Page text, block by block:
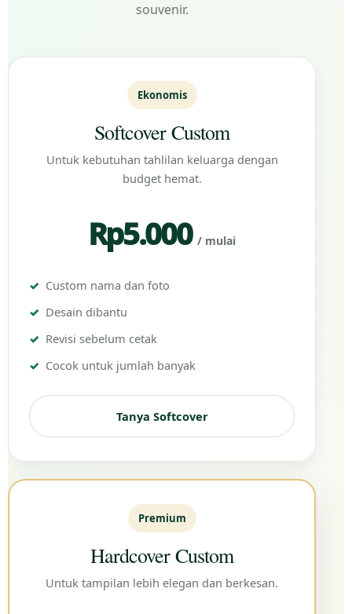
souvenir.
Ekonomis
Softcover Custom
Untuk kebutuhan tahlilan keluarga dengan
budget hemat.
Rp5.000/ mulai
Custom nama dan foto
Desain dibantu
Revisi sebelum cetak
Cocok untuk jumlah banyak
Tanya Softcover
Premium
Hardcover Custom
Untuk tampilan lebih elegan dan berkesan.